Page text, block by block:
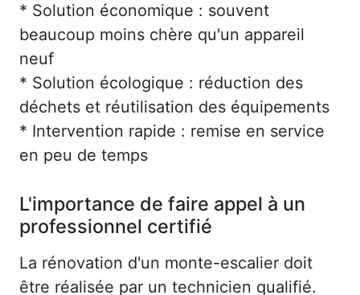
* Solution économique : souvent
beaucoup moins chère qu'un appareil
neuf
* Solution écologique : réduction des
déchets et réutilisation des équipements
* Intervention rapide : remise en service
en peu de temps
L'importance de faire appel à un
professionnel certifié
La rénovation d'un monte-escalier doit
être réalisée par un technicien qualifié.